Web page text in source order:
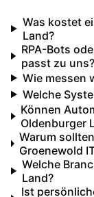
Was kostet
Land?
RPA-Bots
passt zu uns?
Wie messen
Welche
Können
Oldenburger
Warum
Groenewold
Welche
Land?
Ist